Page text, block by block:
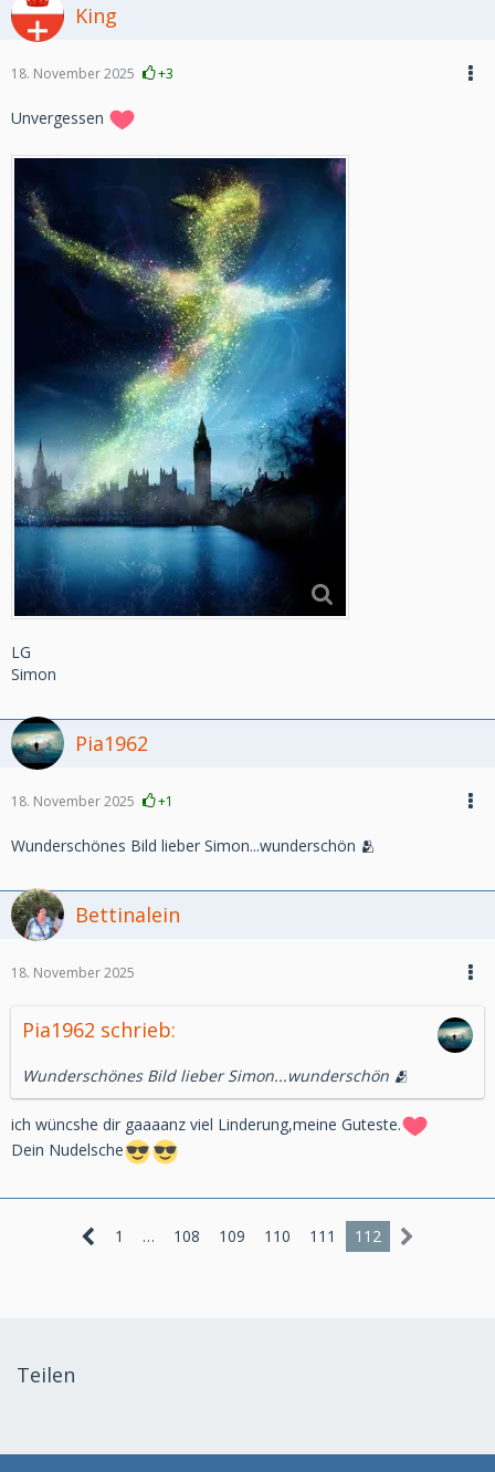
King
18. November 2025 +3
Unvergessen
LG
Simon
Pia1962
18. November 2025 +1
Wunderschönes Bild lieber Simon...wunderschön 🫂
Bettinalein
18. November 2025
Pia1962 schrieb:
Wunderschönes Bild lieber Simon...wunderschön 🫂
ich wüncshe dir gaaaanz viel Linderung,meine Guteste.
Dein Nudelsche
1 … 108 109 110 111 112
Teilen